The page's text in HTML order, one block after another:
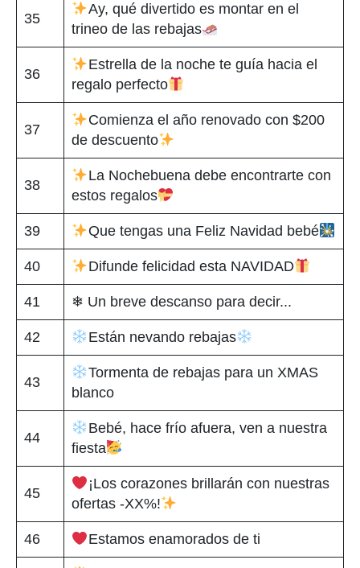
35
Ay, qué divertido es montar en el
trineo de las rebajas
36
Estrella de la noche te guía hacia el
regalo perfecto
37
Comienza el año renovado con $200
de descuento
38
La Nochebuena debe encontrarte con
estos regalos
39 Que tengas una Feliz Navidad bebé
40 Difunde felicidad esta NAVIDAD
41 ❄ Un breve descanso para decir...
42 Están nevando rebajas
43
Tormenta de rebajas para un XMAS
blanco
44
Bebé, hace frío afuera, ven a nuestra
fiesta
45
¡Los corazones brillarán con nuestras
ofertas -XX%!
46 Estamos enamorados de ti